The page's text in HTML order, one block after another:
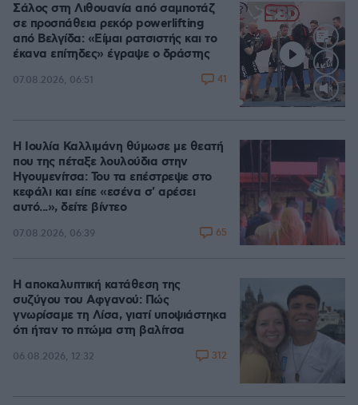
Loaded:
Σάλος στη Λιθουανία από σαμποτάζ
σε προσπάθεια ρεκόρ powerlifting
από Βελγίδα: «Είμαι ρατσιστής και το
έκανα επίτηδες» έγραψε ο δράστης
07.08.2026, 06:51 41
Η Ιουλία Καλλιμάνη θύμωσε με θεατή
που της πέταξε λουλούδια στην
Ηγουμενίτσα: Του τα επέστρεψε στο
κεφάλι και είπε «εσένα σ' αρέσει
αυτό...», δείτε βίντεο
07.08.2026, 06:39 65
Η αποκαλυπτική κατάθεση της
συζύγου του Αφγανού: Πώς
γνωρίσαμε τη Λίσα, γιατί υποψιάστηκα
ότι ήταν το πτώμα στη βαλίτσα
06.08.2026, 12:32 312